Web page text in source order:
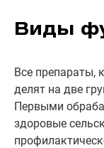
Виды
Все препараты,
делят на две
Первыми
здоровые